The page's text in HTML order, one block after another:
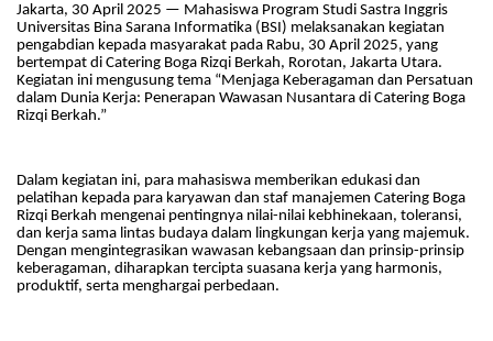
Jakarta, 30 April 2025 — Mahasiswa Program Studi Sastra Inggris
Universitas Bina Sarana Informatika (BSI) melaksanakan kegiatan
pengabdian kepada masyarakat pada Rabu, 30 April 2025, yang
bertempat di Catering Boga Rizqi Berkah, Rorotan, Jakarta Utara.
Kegiatan ini mengusung tema “Menjaga Keberagaman dan Persatuan
dalam Dunia Kerja: Penerapan Wawasan Nusantara di Catering Boga
Rizqi Berkah.”
Dalam kegiatan ini, para mahasiswa memberikan edukasi dan
pelatihan kepada para karyawan dan staf manajemen Catering Boga
Rizqi Berkah mengenai pentingnya nilai-nilai kebhinekaan, toleransi,
dan kerja sama lintas budaya dalam lingkungan kerja yang majemuk.
Dengan mengintegrasikan wawasan kebangsaan dan prinsip-prinsip
keberagaman, diharapkan tercipta suasana kerja yang harmonis,
produktif, serta menghargai perbedaan.